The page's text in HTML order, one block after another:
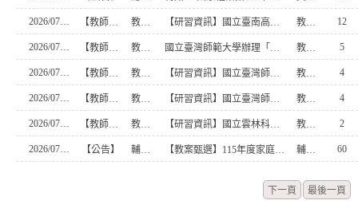
2026/07/21 【教師研習】 教學組 【研習資訊】國立臺南高級商業職業學校辦理115年度高級中等學校「日語教學培力工作坊」原訂於115年7月10日辦理因巴威颱風停班停課之故延期至115年8月14日（五）下午1時30分至5時10分辦理 教務處書記 12
2026/07/21 【教師研習】 教學組 國立臺灣師範大學辦理「一般科目種子教師培訓【SEL的探索地圖-內涵與實務體驗】 教務處書記 5
2026/07/21 【教師研習】 教學組 【研習資訊】國立臺灣師範大學辦理「用GAI打造屬於你的教學軟體與工具－生成式人工智慧工作坊」 教務處書記 4
2026/07/21 【教師研習】 教學組 【研習資訊】國立臺灣師範大學「115年高級中等學校學習扶助教學（含數位融入）教師增能初階研習」 教務處書記 4
2026/07/21 【教師研習】 教學組 【研習資訊】國立雲林科技大學應用外語系推廣碩士學分班招生訊息，即日起開放報名 教務處書記 2
2026/07/17 【公告】 輔導室 【教案甄選】115年度家庭教育教學方案徵選 輔導主任 60
下一頁 最後一頁